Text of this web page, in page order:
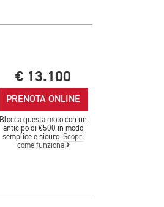
€ 13.100
PRENOTA ONLINE
Blocca questa moto con un
anticipo di €500 in modo
semplice e sicuro.Scopri
come funziona